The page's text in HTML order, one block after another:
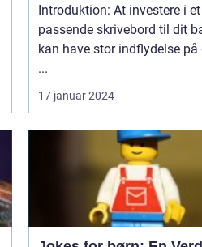
Introduktion: At investere i et
passende skrivebord til dit
kan have stor indflydelse på
...
17 januar 2024